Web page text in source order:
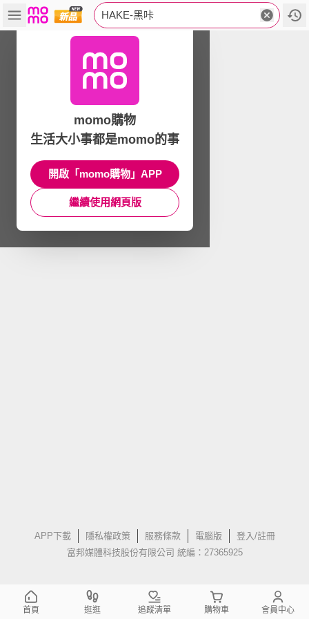
HAKE-黑咔
APP下載 隱私權政策 服務條款 電腦版
登入/註冊
富邦媒體科技股份有限公司 統編：27365925
momo購物
生活大小事都是momo的事
開啟「momo購物」APP
繼續使用網頁版
首頁 逛逛 追蹤清單 購物車 會員中心